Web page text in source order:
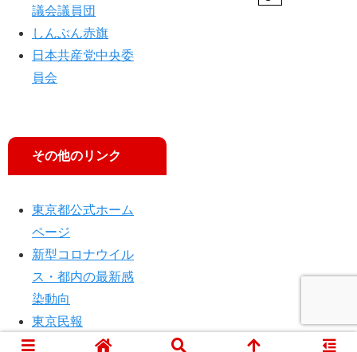
議会議員団
しんぶん赤旗
日本共産党中央委
員会
その他のリンク
東京都公式ホーム
ページ
新型コロナウイル
ス・都内の最新感
染動向
東京民報